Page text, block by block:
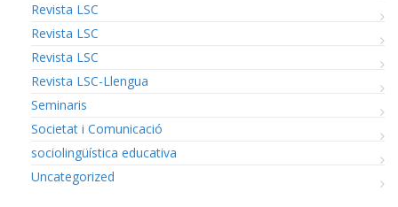
Revista LSC
Revista LSC
Revista LSC
Revista LSC-Llengua
Seminaris
Societat i Comunicació
sociolingüística educativa
Uncategorized